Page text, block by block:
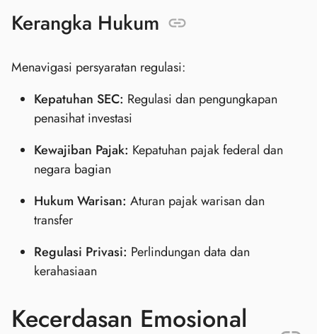
Kerangka Hukum
Menavigasi persyaratan regulasi:
Kepatuhan SEC: Regulasi dan pengungkapan
penasihat investasi
Kewajiban Pajak: Kepatuhan pajak federal dan
negara bagian
Hukum Warisan: Aturan pajak warisan dan
transfer
Regulasi Privasi: Perlindungan data dan
kerahasiaan
Kecerdasan Emosional